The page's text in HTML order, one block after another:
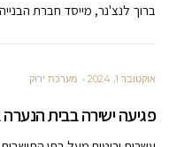
ברוך לנצ'נר, מייסד חברת הבנייה
אוקטובר 1, 2024 מערכת ירוק
פגיעה ישירה בבית הנערה